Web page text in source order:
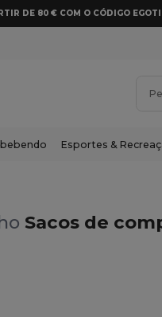
DE 80 € COM O CÓDIGO
Esportes &
Sacos de